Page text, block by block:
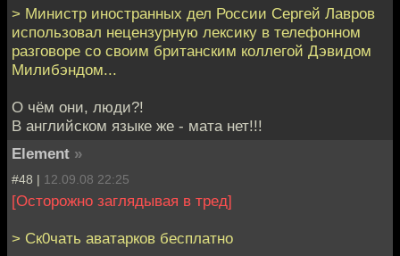
> Министр иностранных дел России Сергей Лавров
использовал нецензурную лексику в телефонном
разговоре со своим британским коллегой Дэвидом
Милибэндом...
О чём они, люди?!
В английском языке же - мата нет!!!
Element »
#48 | 12.09.08 22:25
[Осторожно заглядывая в тред]
> Ск0чать аватарков бесплатно